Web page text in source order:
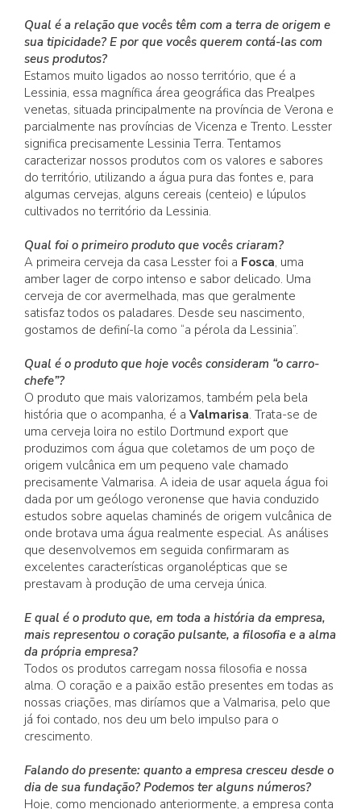
Qual é a relação que vocês têm com a terra de origem e
sua tipicidade? E por que vocês querem contá-las com
seus produtos?
Estamos muito ligados ao nosso território, que é a
Lessinia, essa magnífica área geográfica das Prealpes
venetas, situada principalmente na província de Verona e
parcialmente nas províncias de Vicenza e Trento. Lesster
significa precisamente Lessinia Terra. Tentamos
caracterizar nossos produtos com os valores e sabores
do território, utilizando a água pura das fontes e, para
algumas cervejas, alguns cereais (centeio) e lúpulos
cultivados no território da Lessinia.
Qual foi o primeiro produto que vocês criaram?
A primeira cerveja da casa Lesster foi a Fosca, uma
amber lager de corpo intenso e sabor delicado. Uma
cerveja de cor avermelhada, mas que geralmente
satisfaz todos os paladares. Desde seu nascimento,
gostamos de definí-la como “a pérola da Lessinia”.
Qual é o produto que hoje vocês consideram “o carro-
chefe”?
O produto que mais valorizamos, também pela bela
história que o acompanha, é a Valmarisa. Trata-se de
uma cerveja loira no estilo Dortmund export que
produzimos com água que coletamos de um poço de
origem vulcânica em um pequeno vale chamado
precisamente Valmarisa. A ideia de usar aquela água foi
dada por um geólogo veronense que havia conduzido
estudos sobre aquelas chaminés de origem vulcânica de
onde brotava uma água realmente especial. As análises
que desenvolvemos em seguida confirmaram as
excelentes características organolépticas que se
prestavam à produção de uma cerveja única.
E qual é o produto que, em toda a história da empresa,
mais representou o coração pulsante, a filosofia e a alma
da própria empresa?
Todos os produtos carregam nossa filosofia e nossa
alma. O coração e a paixão estão presentes em todas as
nossas criações, mas diríamos que a Valmarisa, pelo que
já foi contado, nos deu um belo impulso para o
crescimento.
Falando do presente: quanto a empresa cresceu desde o
dia de sua fundação? Podemos ter alguns números?
Hoje, como mencionado anteriormente, a empresa conta